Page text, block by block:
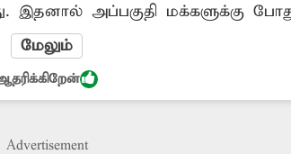
இதனால் அப்பகுதி மக்களுக்கு
அபாயம் உள்ளது. எனவே குழாய்
மேலும்
Advertisement